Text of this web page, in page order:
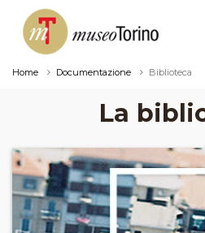
Home Documentazione Biblioteca
La